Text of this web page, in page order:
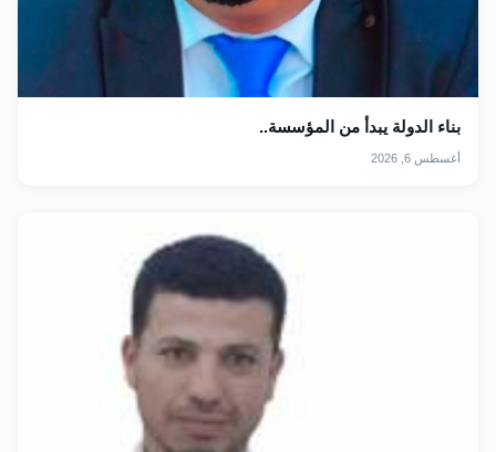
بناء الدولة يبدأ من المؤسسة..
أغسطس 6, 2026